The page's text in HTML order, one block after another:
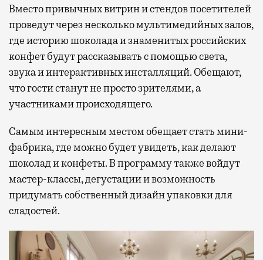
Вместо привычных витрин и стендов посетителей
проведут через несколько мультимедийных залов,
где историю шоколада и знаменитых российских
конфет будут рассказывать с помощью света,
звука и интерактивных инсталляций. Обещают,
что гости станут не просто зрителями, а
участниками происходящего.
Самым интересным местом обещает стать мини-
фабрика, где можно будет увидеть, как делают
шоколад и конфеты. В программу также войдут
мастер-классы, дегустации и возможность
придумать собственный дизайн упаковки для
сладостей.